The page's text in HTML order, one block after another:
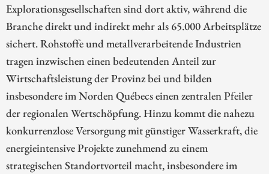
Explorationsgesellschaften sind dort aktiv, während die
Branche direkt und indirekt mehr als 65.000 Arbeitsplätze
sichert. Rohstoffe und metallverarbeitende Industrien
tragen inzwischen einen bedeutenden Anteil zur
Wirtschaftsleistung der Provinz bei und bilden
insbesondere im Norden Québecs einen zentralen Pfeiler
der regionalen Wertschöpfung. Hinzu kommt die nahezu
konkurrenzlose Versorgung mit günstiger Wasserkraft, die
energieintensive Projekte zunehmend zu einem
strategischen Standortvorteil macht, insbesondere im